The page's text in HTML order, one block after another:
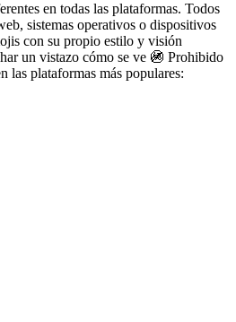
en todas las plataformas. Todos
sistemas operativos o dispositivos
con su propio estilo y visión
un vistazo cómo se ve 🚳 Prohibido
las plataformas más populares: